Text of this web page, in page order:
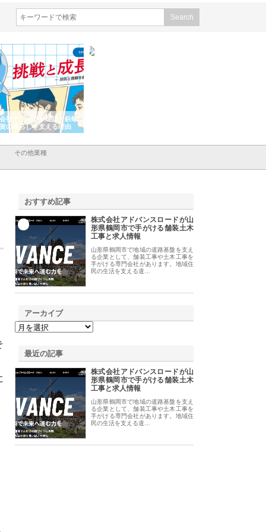
社ナツハラが建設と鋲螺
の暮らしを支える理由
その他業種
おすすめ記事
株式会社アドバンスロードが山
形県鶴岡市で手がける舗装土木
工事と求人情報
山形県鶴岡市で地域の道路基盤を支え
る企業として、舗装工事や土木工事を
手がける専門会社があります。地域住
民の生活を支える道…
アーカイブ
最近の記事
株式会社アドバンスロードが山
形県鶴岡市で手がける舗装土木
工事と求人情報
山形県鶴岡市で地域の道路基盤を支え
る企業として、舗装工事や土木工事を
手がける専門会社があります。地域住
民の生活を支える道…